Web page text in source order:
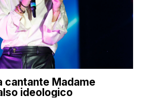
cantante Madame
ideologico